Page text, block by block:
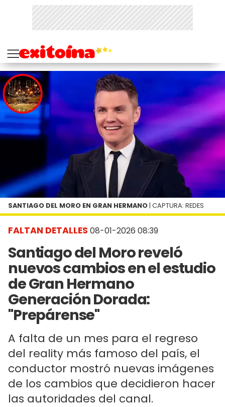
FALTAN DETALLES 08-01-2026 08:39
Santiago del Moro reveló
nuevos cambios en el estudio
de Gran Hermano
Generación Dorada:
"Prepárense"
A falta de un mes para el regreso
del reality más famoso del país, el
conductor mostró nuevas imágenes
de los cambios que decidieron hacer
las autoridades del canal.
SANTIAGO DEL MORO EN GRAN HERMANO | CAPTURA: REDES